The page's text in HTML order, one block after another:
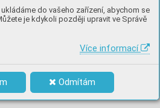
do vašeho zařízení, abychom se
je kdykoli později upravit ve Správě
Více informací
Odmítám